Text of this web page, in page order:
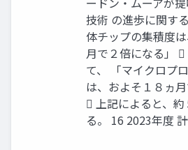
技術 の進歩に関す
体チップの集積度
月で２倍になる」
て、 「マイクロプ
は、およそ１８ヵ月
 上記によると、
る。 16 2023年度